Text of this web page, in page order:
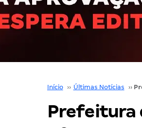
Início ›› Últimas Notícias ››
Prefeitura